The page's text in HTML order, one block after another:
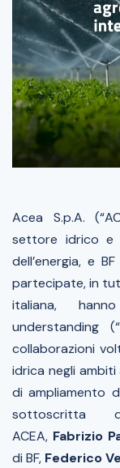
Acea S.p.A.
settore idrico e
dell’energia, e
partecipate, in
italiana,
understanding
collaborazioni
idrica negli
di ampliamento
sottoscritta
ACEA, Fabrizio
di BF, Federico